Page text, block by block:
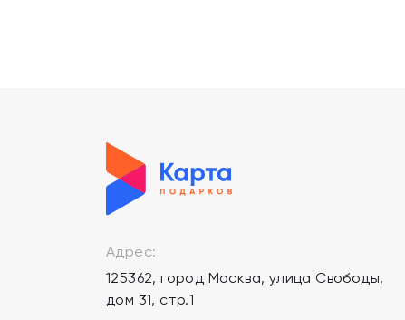
Адрес:
125362, город Москва, улица Свободы,
дом 31, стр.1